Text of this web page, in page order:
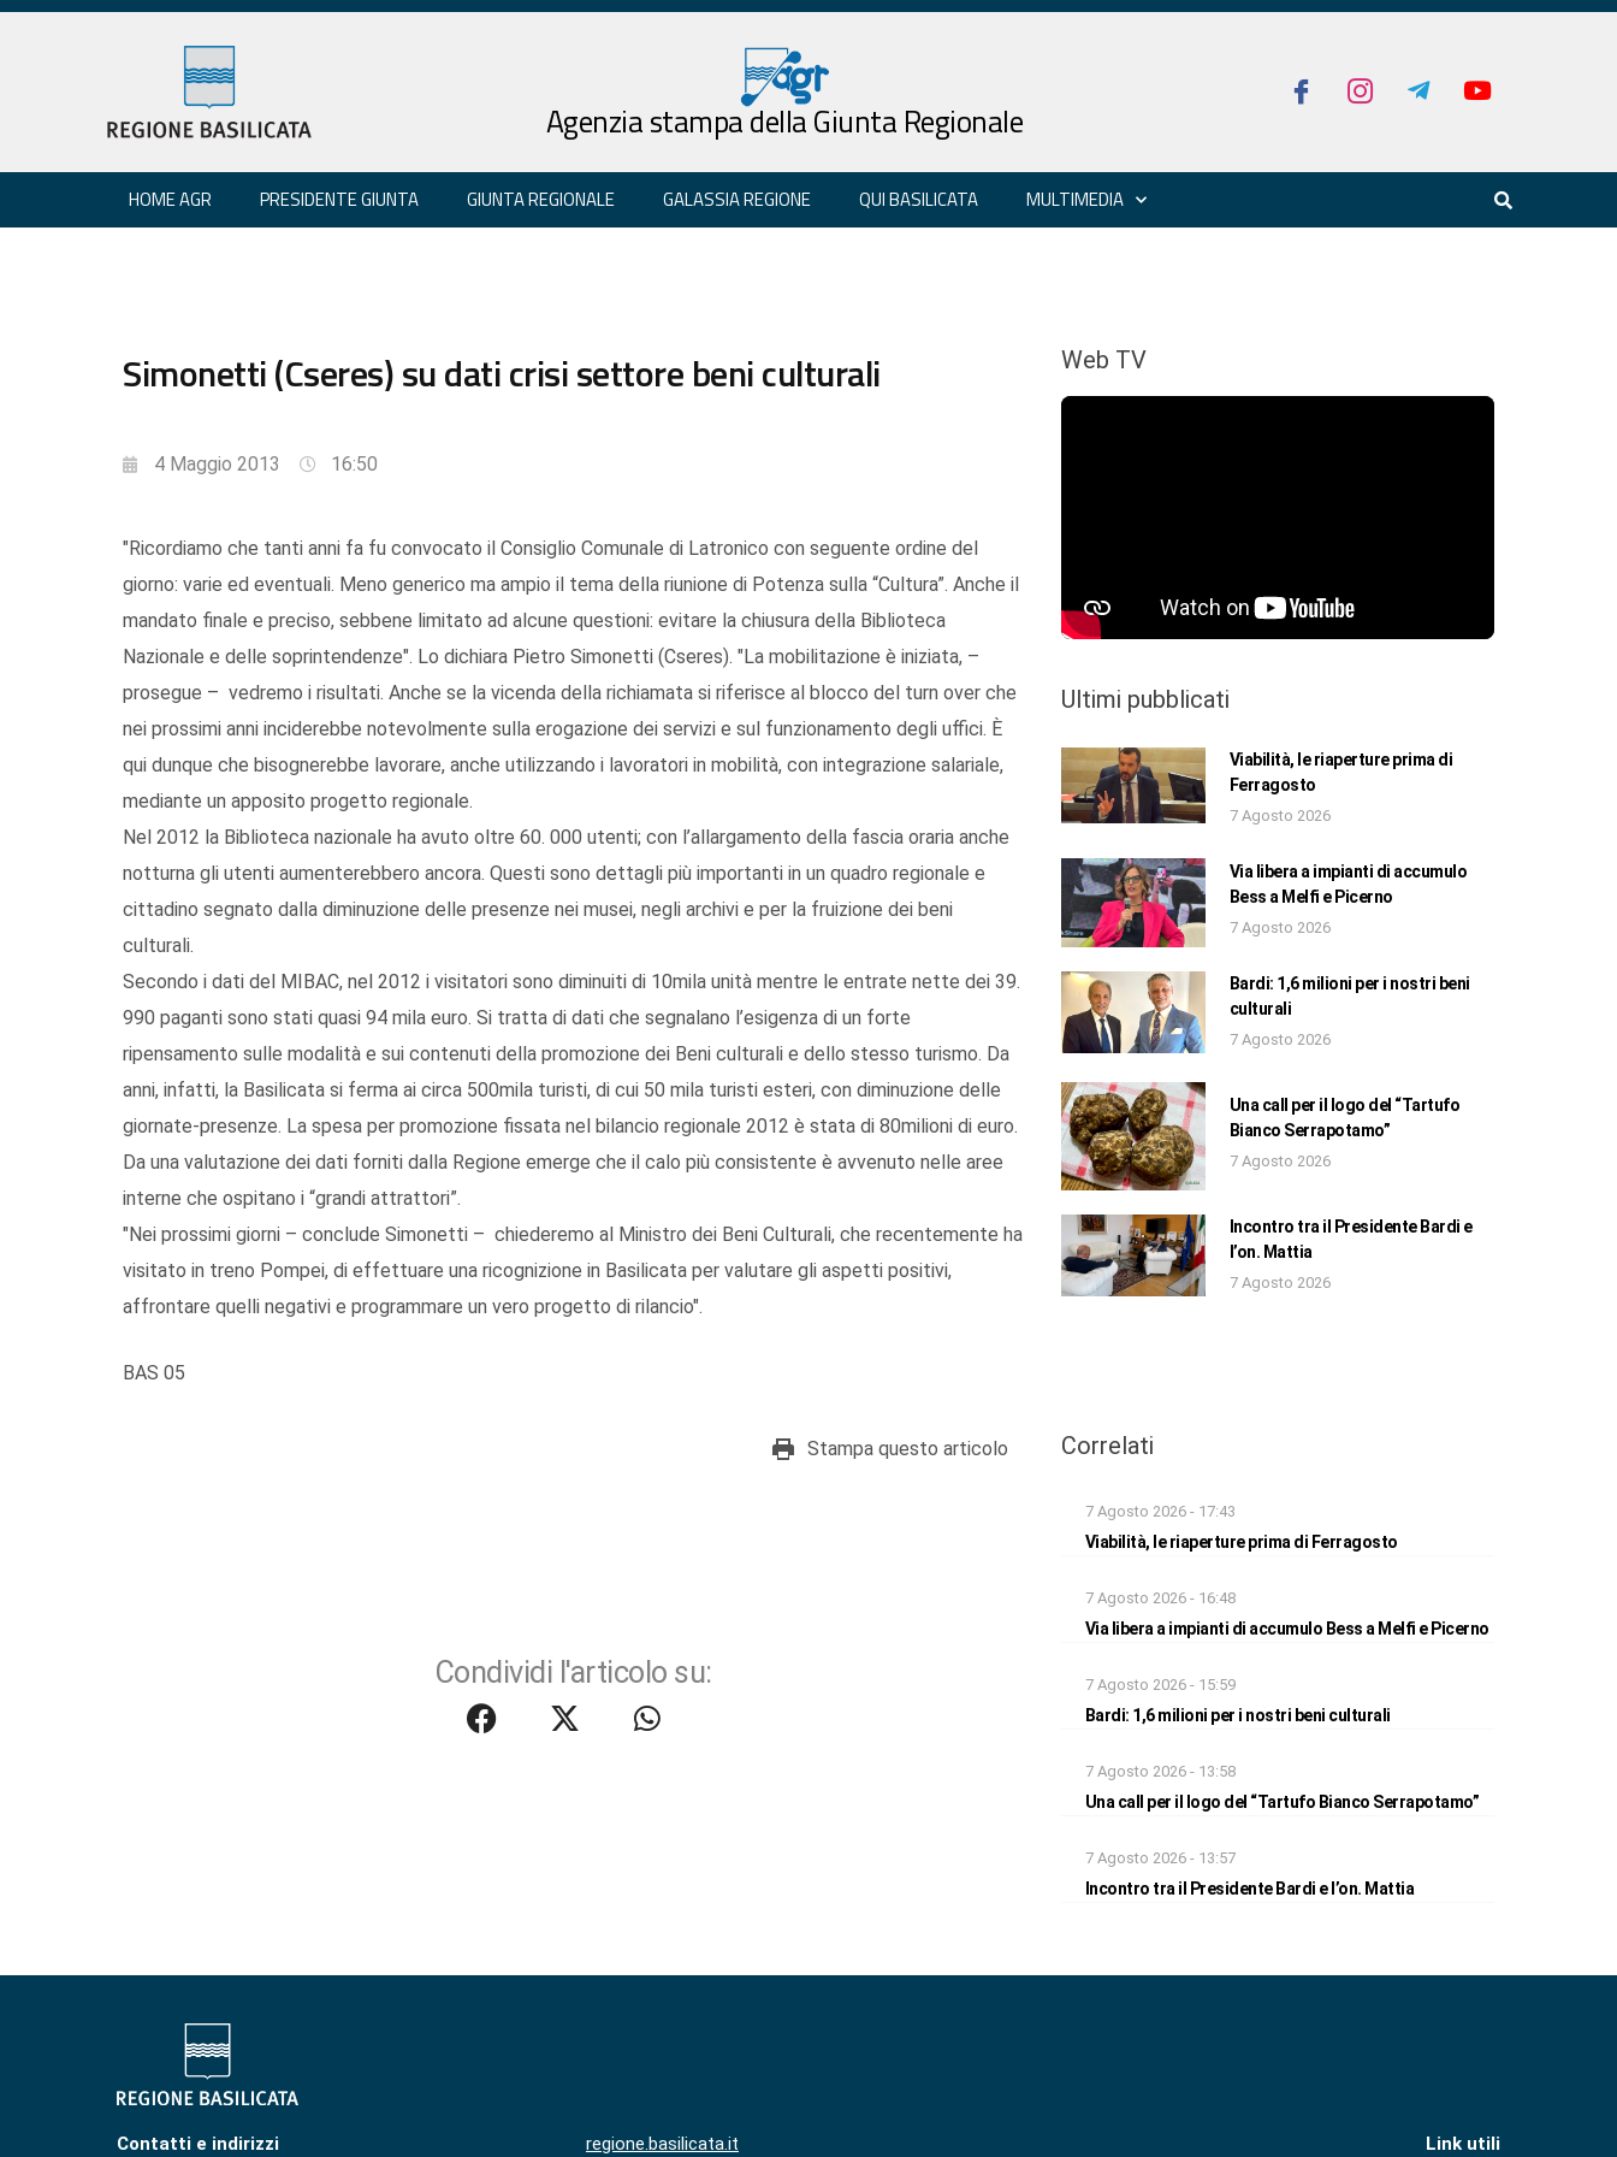
Agenzia stampa della Giunta Regionale
HOME AGR PRESIDENTE GIUNTA GIUNTA REGIONALE GALASSIA REGIONE QUI BASILICATA MULTIMEDIA
Simonetti (Cseres) su dati crisi settore beni culturali
4 Maggio 2013 16:50
"Ricordiamo che tanti anni fa fu convocato il Consiglio Comunale di Latronico con seguente ordine del
giorno: varie ed eventuali. Meno generico ma ampio il tema della riunione di Potenza sulla “Cultura”. Anche il
mandato finale e preciso, sebbene limitato ad alcune questioni: evitare la chiusura della Biblioteca
Nazionale e delle soprintendenze". Lo dichiara Pietro Simonetti (Cseres). "La mobilitazione è iniziata, –
prosegue – vedremo i risultati. Anche se la vicenda della richiamata si riferisce al blocco del turn over che
nei prossimi anni inciderebbe notevolmente sulla erogazione dei servizi e sul funzionamento degli uffici. È
qui dunque che bisognerebbe lavorare, anche utilizzando i lavoratori in mobilità, con integrazione salariale,
mediante un apposito progetto regionale.
Nel 2012 la Biblioteca nazionale ha avuto oltre 60. 000 utenti; con l’allargamento della fascia oraria anche
notturna gli utenti aumenterebbero ancora. Questi sono dettagli più importanti in un quadro regionale e
cittadino segnato dalla diminuzione delle presenze nei musei, negli archivi e per la fruizione dei beni
culturali.
Secondo i dati del MIBAC, nel 2012 i visitatori sono diminuiti di 10mila unità mentre le entrate nette dei 39.
990 paganti sono stati quasi 94 mila euro. Si tratta di dati che segnalano l’esigenza di un forte
ripensamento sulle modalità e sui contenuti della promozione dei Beni culturali e dello stesso turismo. Da
anni, infatti, la Basilicata si ferma ai circa 500mila turisti, di cui 50 mila turisti esteri, con diminuzione delle
giornate-presenze. La spesa per promozione fissata nel bilancio regionale 2012 è stata di 80milioni di euro.
Da una valutazione dei dati forniti dalla Regione emerge che il calo più consistente è avvenuto nelle aree
interne che ospitano i “grandi attrattori”.
"Nei prossimi giorni – conclude Simonetti – chiederemo al Ministro dei Beni Culturali, che recentemente ha
visitato in treno Pompei, di effettuare una ricognizione in Basilicata per valutare gli aspetti positivi,
affrontare quelli negativi e programmare un vero progetto di rilancio".
BAS 05
Stampa questo articolo
Condividi l'articolo su:
Web TV
Ultimi pubblicati
Viabilità, le riaperture prima di
Ferragosto
7 Agosto 2026
Via libera a impianti di accumulo
Bess a Melfi e Picerno
7 Agosto 2026
Bardi: 1,6 milioni per i nostri beni
culturali
7 Agosto 2026
Una call per il logo del “Tartufo
Bianco Serrapotamo”
7 Agosto 2026
Incontro tra il Presidente Bardi e
l’on. Mattia
7 Agosto 2026
Correlati
7 Agosto 2026 - 17:43
Viabilità, le riaperture prima di Ferragosto
7 Agosto 2026 - 16:48
Via libera a impianti di accumulo Bess a Melfi e Picerno
7 Agosto 2026 - 15:59
Bardi: 1,6 milioni per i nostri beni culturali
7 Agosto 2026 - 13:58
Una call per il logo del “Tartufo Bianco Serrapotamo”
7 Agosto 2026 - 13:57
Incontro tra il Presidente Bardi e l’on. Mattia
Contatti e indirizzi regione.basilicata.it Link utili